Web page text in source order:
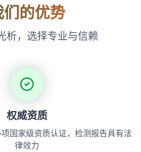
们的优势
析，选择专业与信赖
权威资质
国家级资质认证，检测报告具有法
律效力